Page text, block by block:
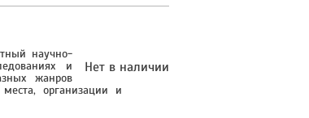
Нет в наличии
научно-
и
жанров
организации и